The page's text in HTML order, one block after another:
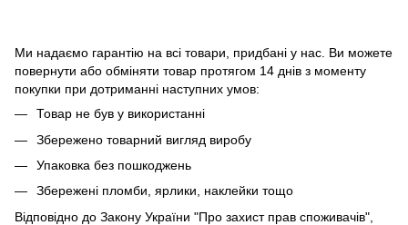
Ми надаємо гарантію на всі товари, придбані у нас. Ви можете
повернути або обміняти товар протягом 14 днів з моменту
покупки при дотриманні наступних умов:
Товар не був у використанні
Збережено товарний вигляд виробу
Упаковка без пошкоджень
Збережені пломби, ярлики, наклейки тощо
Відповідно до Закону України "Про захист прав споживачів",